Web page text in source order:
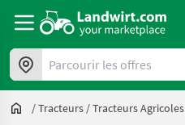
Parcourir les offres
/Tracteurs /Tracteurs Agricoles